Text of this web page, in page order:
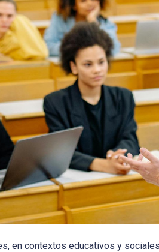
en contextos educativos y